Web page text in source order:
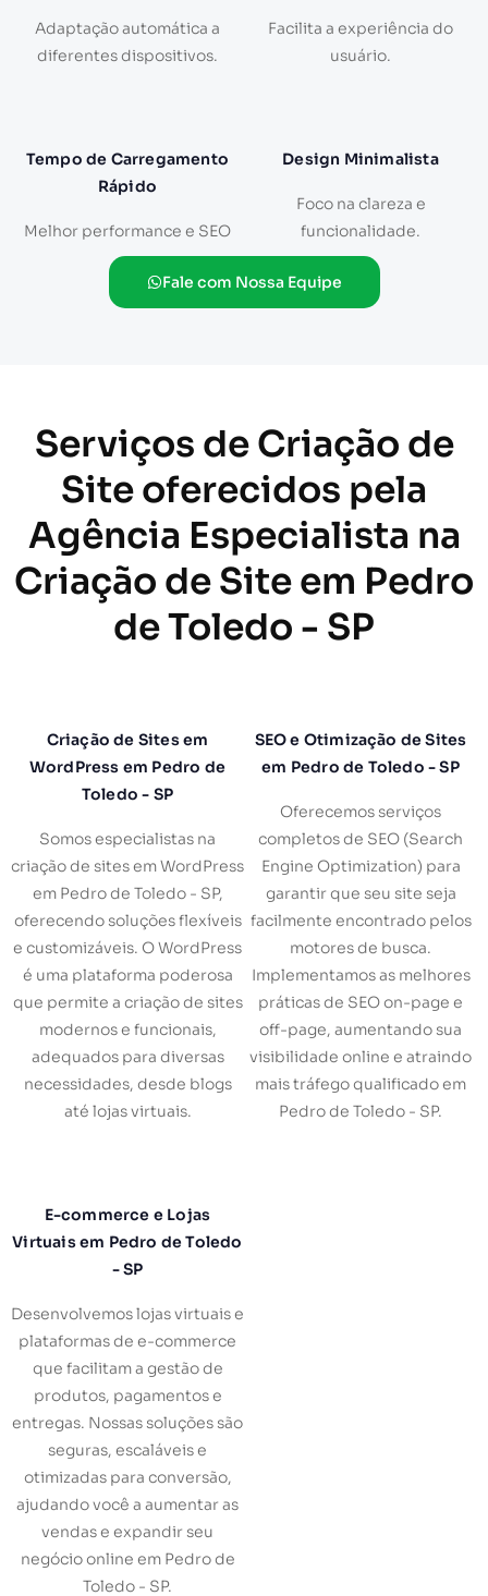
Adaptação automática a
diferentes dispositivos.
Facilita a experiência do
usuário.
Tempo de Carregamento
Rápido
Melhor performance e SEO
Design Minimalista
Foco na clareza e
funcionalidade.
Fale com Nossa Equipe
Serviços de Criação de
Site oferecidos pela
Agência Especialista na
Criação de Site em Pedro
de Toledo - SP
Criação de Sites em
WordPress em Pedro de
Toledo - SP
Somos especialistas na
criação de sites em WordPress
em Pedro de Toledo - SP,
oferecendo soluções flexíveis
e customizáveis. O WordPress
é uma plataforma poderosa
que permite a criação de sites
modernos e funcionais,
adequados para diversas
necessidades, desde blogs
até lojas virtuais.
SEO e Otimização de Sites
em Pedro de Toledo - SP
Oferecemos serviços
completos de SEO (Search
Engine Optimization) para
garantir que seu site seja
facilmente encontrado pelos
motores de busca.
Implementamos as melhores
práticas de SEO on-page e
off-page, aumentando sua
visibilidade online e atraindo
mais tráfego qualificado em
Pedro de Toledo - SP.
E-commerce e Lojas
Virtuais em Pedro de Toledo
- SP
Desenvolvemos lojas virtuais e
plataformas de e-commerce
que facilitam a gestão de
produtos, pagamentos e
entregas. Nossas soluções são
seguras, escaláveis e
otimizadas para conversão,
ajudando você a aumentar as
vendas e expandir seu
negócio online em Pedro de
Toledo - SP.